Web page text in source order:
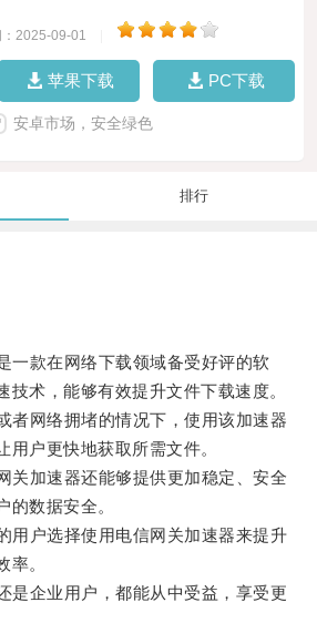
：2025-09-01
苹果下载 PC下载
安卓市场，安全绿色
排行
款在网络下载领域备受好评的软
技术，能够有效提升文件下载速度。
网络拥堵的情况下，使用该加速器
用户更快地获取所需文件。
加速器还能够提供更加稳定、安全
的数据安全。
户选择使用电信网关加速器来提升
率。
企业用户，都能从中受益，享受更